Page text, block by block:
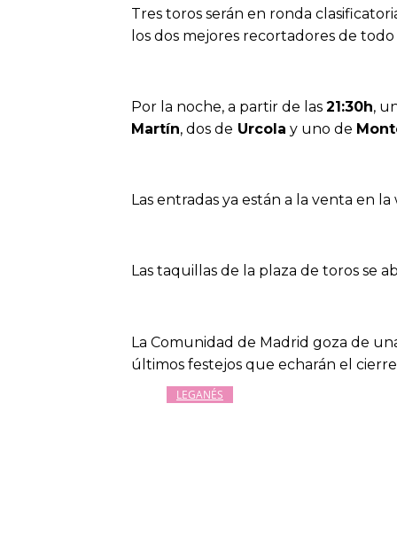
Tres toros serán en ronda
los dos mejores recortadores de
Por la noche, a partir de las 21:30h,
Martín, dos de Urcola y uno de
Las entradas ya están a la venta en
Las taquillas de la plaza de toros se
La Comunidad de Madrid goza de
últimos festejos que echarán el
LEGANÉS